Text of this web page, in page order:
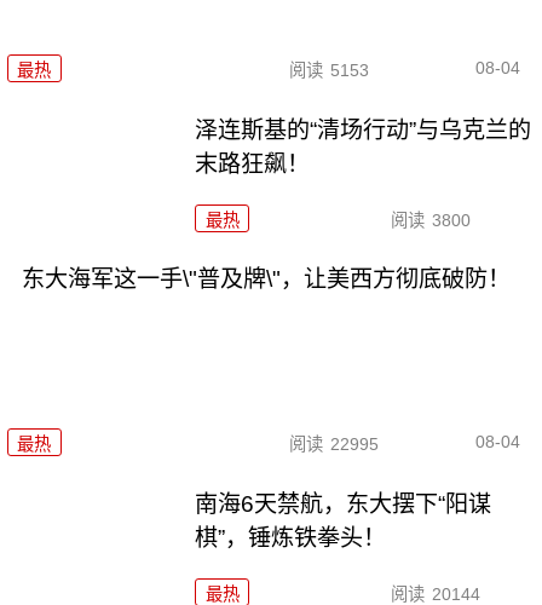
最热 阅读 5153 08-04
泽连斯基的“清场行动”与乌克兰的
末路狂飙！
最热 阅读 3800
东大海军这一手\"普及牌\"，让美西方彻底破防！
最热 阅读 22995 08-04
南海6天禁航，东大摆下“阳谋
棋”，锤炼铁拳头！
最热 阅读 20144